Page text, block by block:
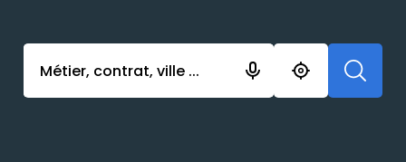
Activer l’élément pour lancer l’enregistrement.